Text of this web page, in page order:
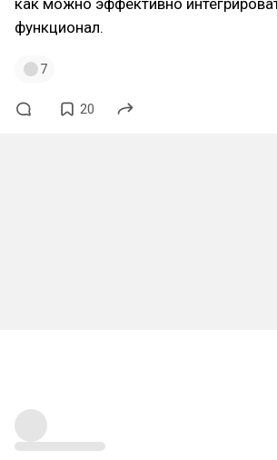
как можно эффективно
функционал.
7
20